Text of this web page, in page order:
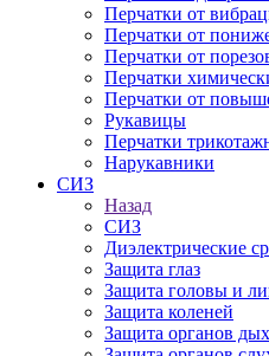
Перчатки от
Перчатки от
Перчатки от
Перчатки
Перчатки от
Рукавицы
Перчатки
Нарукавники
СИЗ
Назад
СИЗ
Диэлектрические
Защита глаз
Защита головы и
Защита коленей
Защита органов